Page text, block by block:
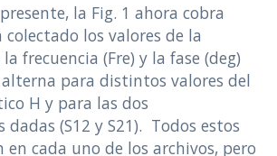
la Fig. 1 ahora cobra
los valores de la
frecuencia (Fre) y la fase (deg)
para distintos valores del
H y para las dos
dadas (S12 y S21). Todos estos
en cada uno de los archivos, pero